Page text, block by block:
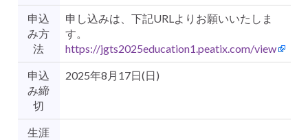
申込
み方
法
申し込みは、下記URLよりお願いいたしま
す。
https://jgts2025education1.peatix.com/view
申込
み締
切
2025年8月17日(日)
生涯